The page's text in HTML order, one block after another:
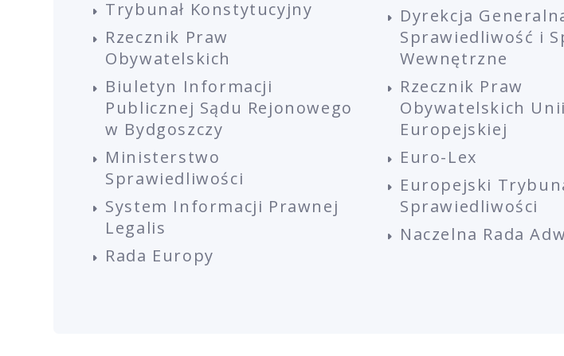
Trybunał Konstytucyjny
Rzecznik Praw
Obywatelskich
Biuletyn Informacji
Publicznej Sądu Rejonowego
w Bydgoszczy
Ministerstwo
Sprawiedliwości
System Informacji Prawnej
Legalis
Rada Europy
Dyrekcja
Sprawiedliwość i
Wewnętrzne
Rzecznik Praw
Obywatelskich Unii
Europejskiej
Euro-Lex
Europejski
Sprawiedliwości
Naczelna Rada